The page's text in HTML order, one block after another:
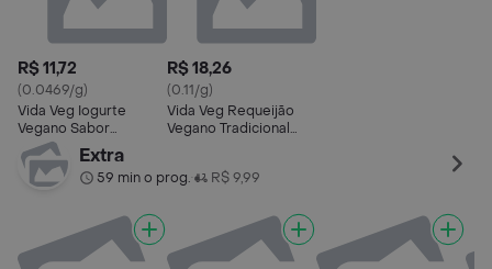
R$ 11,72
(0.0469/g)
Vida Veg Iogurte
Vegano Sabor
Morango
R$ 18,26
(0.11/g)
Vida Veg Requeijão
Vegano Tradicional
Extra
59 min o prog.• R$ 9,99